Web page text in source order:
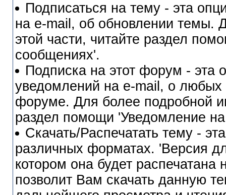
Подписаться на тему - эта
на e-mail, об обновлении темы.
этой части, читайте раздел
сообщениях'.
Подписка на этот форум - эта
уведомлений на e-mail, о
форуме. Для более подробной
раздел помощи 'Уведомление
Скачать/Распечатать тему -
различных форматах. 'Версия
котором она будет
позволит Вам скачать данную